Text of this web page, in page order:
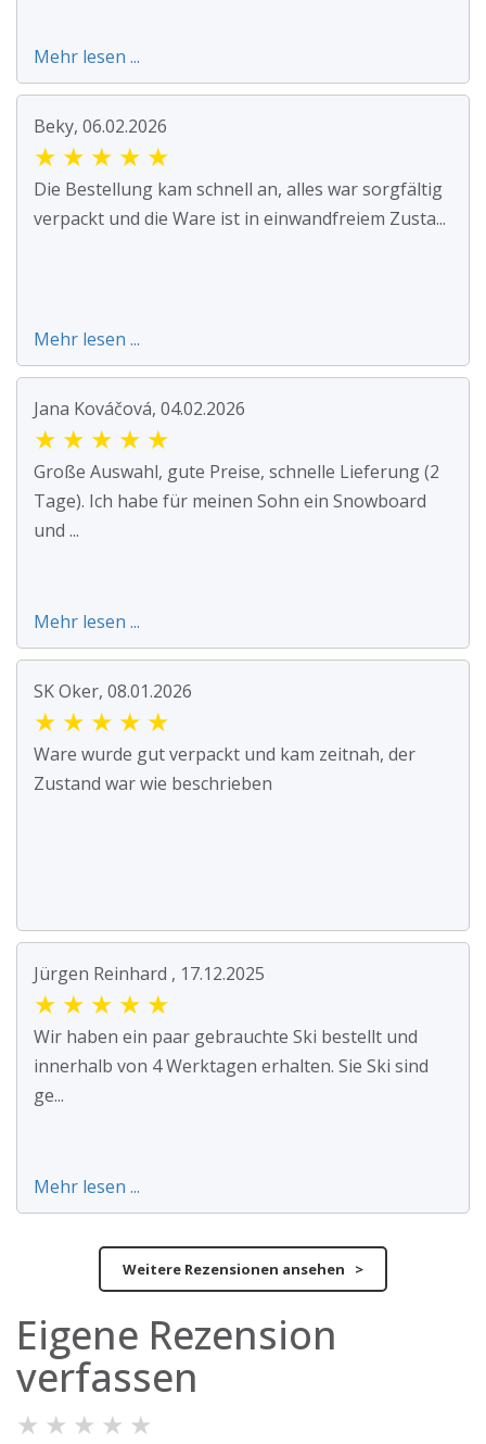
Mehr lesen ...
Beky, 06.02.2026
★ ★ ★ ★ ★
Die Bestellung kam schnell an, alles war sorgfältig
verpackt und die Ware ist in einwandfreiem Zusta...
Mehr lesen ...
Jana Kováčová, 04.02.2026
★ ★ ★ ★ ★
Große Auswahl, gute Preise, schnelle Lieferung (2
Tage). Ich habe für meinen Sohn ein Snowboard
und ...
Mehr lesen ...
SK Oker, 08.01.2026
★ ★ ★ ★ ★
Ware wurde gut verpackt und kam zeitnah, der
Zustand war wie beschrieben
Jürgen Reinhard , 17.12.2025
★ ★ ★ ★ ★
Wir haben ein paar gebrauchte Ski bestellt und
innerhalb von 4 Werktagen erhalten. Sie Ski sind
ge...
Mehr lesen ...
Weitere Rezensionen ansehen >
Eigene Rezension
verfassen
★ ★ ★ ★ ★